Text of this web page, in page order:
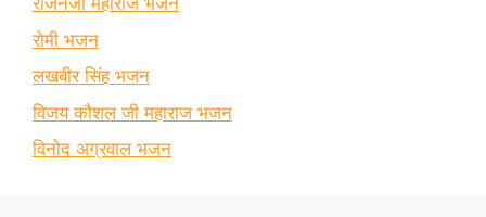
रोमी भजन
लखबीर सिंह भजन
विजय कौशल जी महाराज भजन
विनोद अग्रवाल भजन